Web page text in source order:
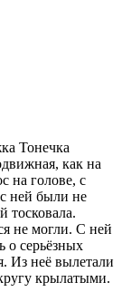
Тонечка
как на
на голове, с
ней были не
тосковала.
не могли. С ней
о серьёзных
Из неё вылетали
крылатыми.